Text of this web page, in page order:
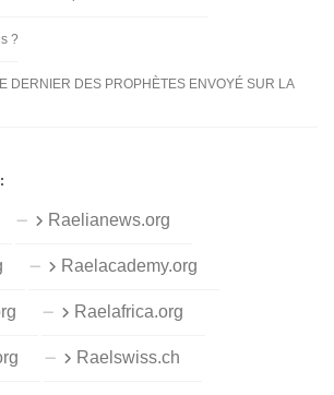
?
DERNIER DES PROPHÈTES ENVOYÉ SUR LA
Raelianews.org
Raelacademy.org
Raelafrica.org
Raelswiss.ch